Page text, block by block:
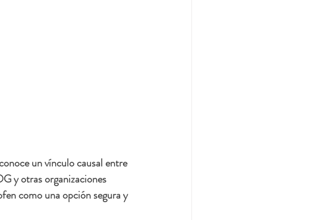
un vínculo causal entre
y otras organizaciones
como una opción segura y